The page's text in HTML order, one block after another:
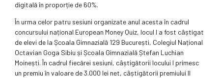
digitală în proporție de 60%.
În urma celor patru sesiuni organizate anul acesta în cadrul
concursului național European Money Quiz, locul I a fost câștigat
de elevi de la Școala Gimnazială 129 București, Colegiul Național
Octavian Goga Sibiu și Școala Gimnazială Ștefan Luchian
Moinești. În cadrul fiecărei sesiuni, câștigătorii locului I primesc
un premiu în valoare de 3.000 lei net, câștigătorii premiului II